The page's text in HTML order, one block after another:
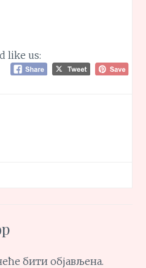
like us:
бити објављена.